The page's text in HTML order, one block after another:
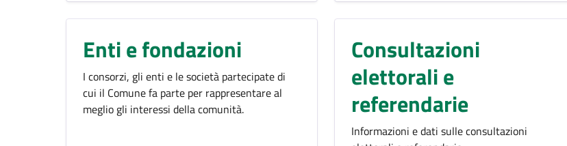
Enti e fondazioni
I consorzi, gli enti e le società partecipate di
cui il Comune fa parte per rappresentare al
meglio gli interessi della comunità.
Consultazioni
elettorali e
referendarie
Informazioni e dati sulle consultazioni